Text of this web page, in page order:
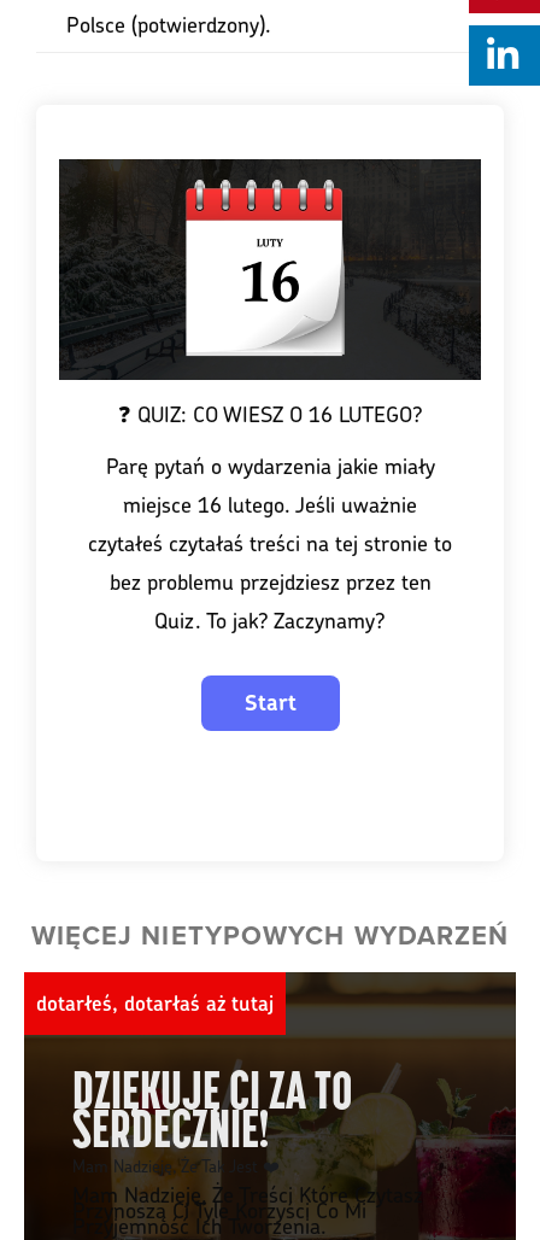
Polsce (potwierdzony).
❓ QUIZ: CO WIESZ O 16 LUTEGO?
Parę pytań o wydarzenia jakie miały
miejsce 16 lutego. Jeśli uważnie
czytałeś czytałaś treści na tej stronie to
bez problemu przejdziesz przez ten
Quiz. To jak? Zaczynamy?
WIĘCEJ NIETYPOWYCH WYDARZEŃ
DZIĘKUJĘ CI ZA TO
SERDECZNIE!
Mam Nadzieję, Że Tak Jest ❤️
Mam Nadzieję, Że Treści Które Czytasz
Przynoszą Ci Tyle Korzyści Co Mi
Przyjemność Ich Tworzenia.
dotarłeś, dotarłaś aż tutaj